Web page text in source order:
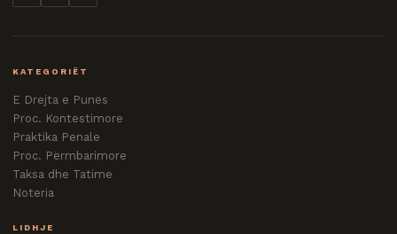
KATEGORIËT
E Drejta e Punës
Proc. Kontestimore
Praktika Penale
Proc. Përmbarimore
Taksa dhe Tatime
Noteria
LIDHJE